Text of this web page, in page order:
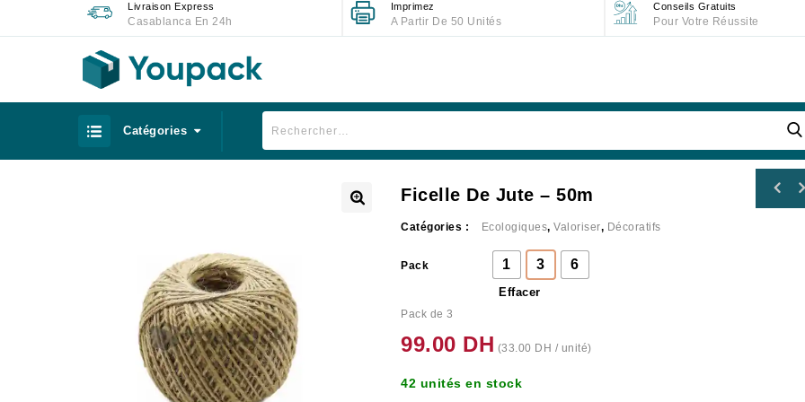
Livraison Express
Casablanca En 24h
Imprimez
A Partir De 50 Unités
Conseils Gratuits
Pour Votre Réussite
Catégories
Ficelle De Jute – 50m
Catégories : Ecologiques,Valoriser, Décoratifs
Pack 1 3 6
Effacer
Pack de 3
99.00 DH (33.00 DH / unité)
42 unités en stock